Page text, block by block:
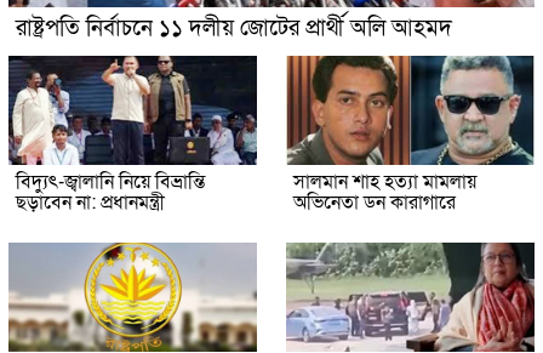
রাষ্ট্রপতি নির্বাচনে ১১ দলীয় জোটের প্রার্থী অলি আহমদ
বিদ্যুৎ-জ্বালানি নিয়ে বিভ্রান্তি
ছড়াবেন না: প্রধানমন্ত্রী
সালমান শাহ হত্যা মামলায়
অভিনেতা ডন কারাগারে